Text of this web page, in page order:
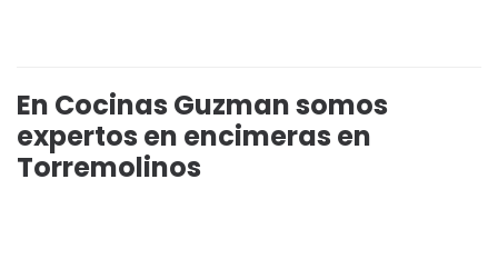
En Cocinas Guzman somos
expertos en encimeras en
Torremolinos